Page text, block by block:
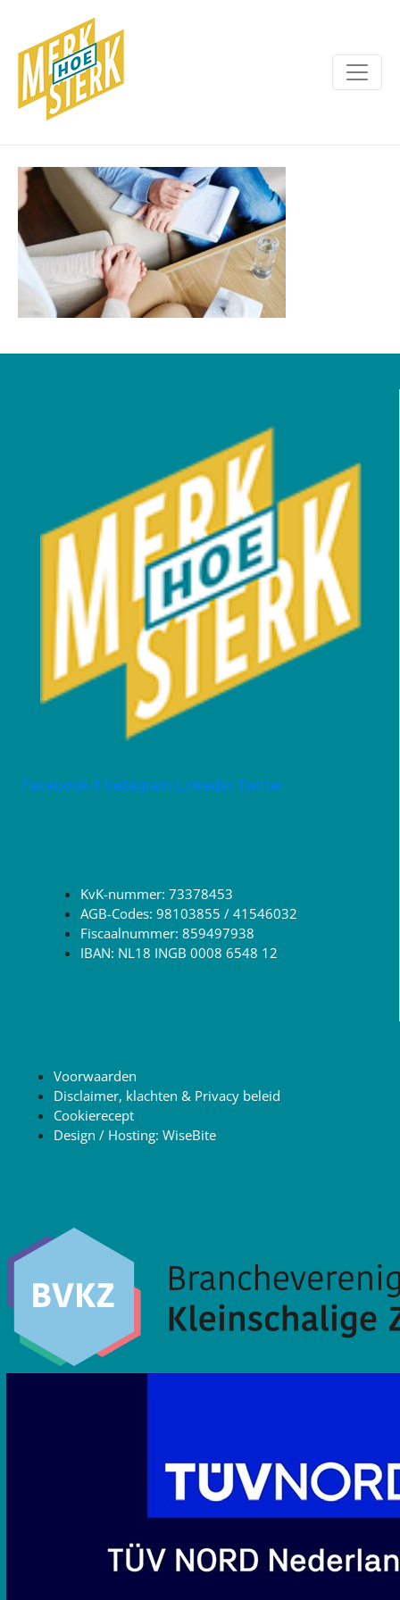
Facebook-f Instagram Linkedin Twitter
KvK-nummer: 73378453
AGB-Codes: 98103855 / 41546032
Fiscaalnummer: 859497938
IBAN: NL18 INGB 0008 6548 12
Voorwaarden
Disclaimer, klachten & Privacy beleid
Cookierecept
Design / Hosting: WiseBite